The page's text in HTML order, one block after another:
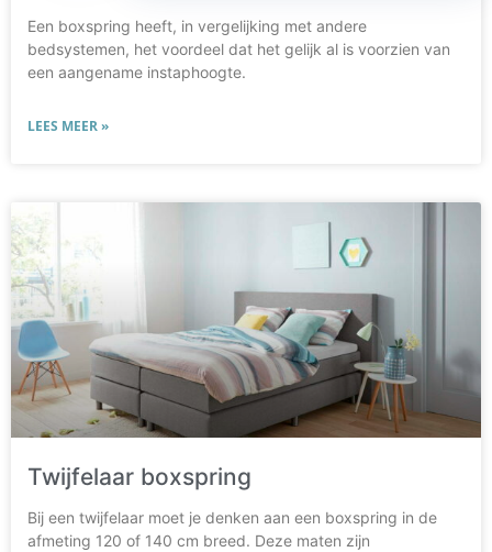
Een boxspring heeft, in vergelijking met andere
bedsystemen, het voordeel dat het gelijk al is voorzien van
een aangename instaphoogte.
LEES MEER »
Twijfelaar boxspring
Bij een twijfelaar moet je denken aan een boxspring in de
afmeting 120 of 140 cm breed. Deze maten zijn